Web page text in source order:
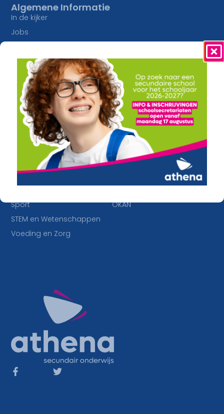
Onze Campussen
athena Pottelberg
athena Drie Hofsteden
athena Heule
Buitengewoon onderwijs
OKAN
Lesaanbod
Algemene vorming
Creatief
Constructie en Techniek
Economie en Maatschappij
Sport
STEM en Wetenschappen
Voeding en Zorg
Algemene Informatie
In de kijker
Jobs
Inschrijvingen